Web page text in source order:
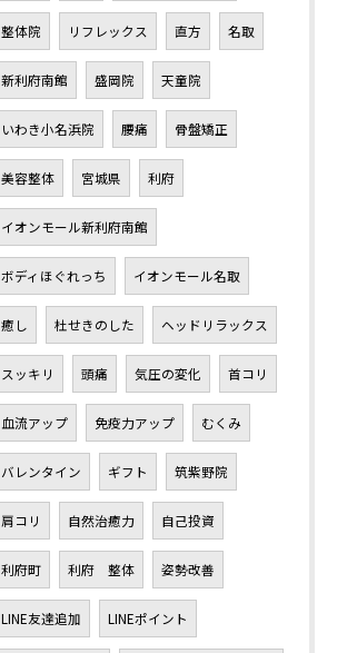
整体院 リフレックス 直方 名取
新利府南館 盛岡院 天童院
いわき小名浜院 腰痛 骨盤矯正
美容整体 宮城県 利府
イオンモール新利府南館
ボディほぐれっち イオンモール名取
癒し 杜せきのした ヘッドリラックス
スッキリ 頭痛 気圧の変化 首コリ
血流アップ 免疫力アップ むくみ
バレンタイン ギフト 筑紫野院
肩コリ 自然治癒力 自己投資
利府町 利府 整体 姿勢改善
LINE友達追加 LINEポイント